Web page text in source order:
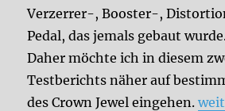
Verzerrer-, Booster-,
Pedal, das jemals gebaut
Daher möchte ich in diesem
Testberichts näher auf
des Crown Jewel eingehen.